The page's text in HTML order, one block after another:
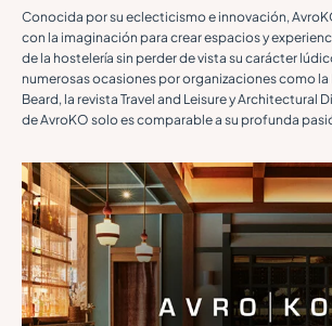
Conocida por su eclecticismo e innovación,
con la imaginación para crear espacios y
de la hostelería sin perder de vista su carácter
numerosas ocasiones por organizaciones como la
Beard, la revista Travel and Leisure y Architectural
de AvroKO solo es comparable a su profunda